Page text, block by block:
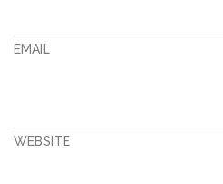
EMAIL
WEBSITE